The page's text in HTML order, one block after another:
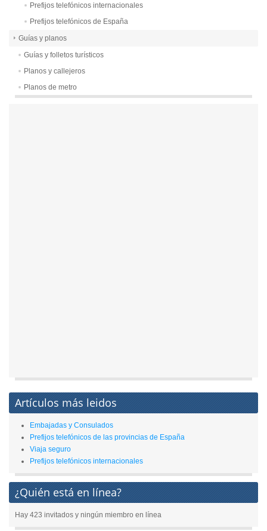
Prefijos telefónicos internacionales
Prefijos telefónicos de España
Guías y planos
Guías y folletos turísticos
Planos y callejeros
Planos de metro
Artículos más leidos
Embajadas y Consulados
Prefijos telefónicos de las provincias de España
Viaja seguro
Prefijos telefónicos internacionales
¿Quién está en línea?
Hay 423 invitados y ningún miembro en línea